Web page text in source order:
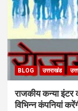
BLOG उत्तराखंड
राजकीय कन्या इंटर
विभिन्न कंपनियां